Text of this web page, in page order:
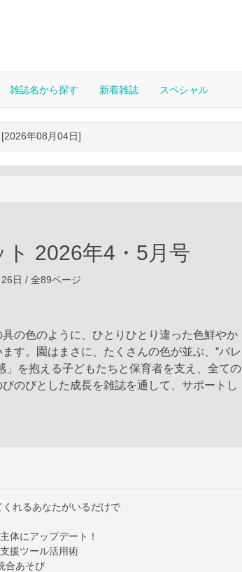
雑誌名から探す 新着雑誌 スペシャル
[2026年08月04日]
ト 2026年4・5月号
日 / 全89ページ
の色のように、ひとりひとり違った色鮮やか
す。園はまさに、たくさんの色が並ぶ、“パレ
」を抱える子どもたちと保育者を支え、全ての
のびとした成長を雑誌を通して、サポートし
れるあなたがいるだけで
体にアップデート！
援ツール活用術
合あそび